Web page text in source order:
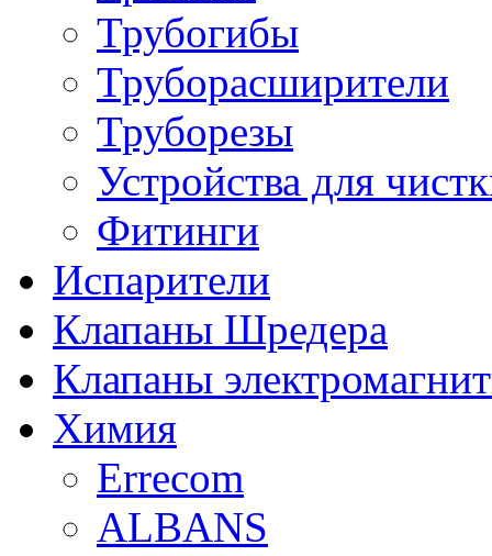
Трубогибы
Труборасширители
Труборезы
Устройства для
Фитинги
Испарители
Клапаны Шредера
Клапаны
Химия
Errecom
ALBANS